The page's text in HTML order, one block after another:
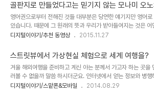
골판지로 만들었다고는 믿기지 않는 모나미 오
진 작품들
영어권으로부터 전해진 것들 대부분은 당연한 얘기지만 영어로
있습니다. 때문에 그 원래의 뜻과 우리가 받아들여지는 것은 어
긋난 채로 이해될 가능성이 클 수 밖에 없습니다. 특히 그것이 1
다른 뜻으로 알게 되기도 합니다. 구글이 의도한 바와 달리 최근
에서 빠르게 보급되고 있는 카드보드(Cardboard) 장치도 그
볼 수 있습니다. 구글은 분명 골판지라는 뜻으로
을 붙였지만 그 본 뜻을 인지하지 못한 경우 골판지가 아니라
만들어진 저가형 가상현실 장치의 이름으로 기억할 이들이 적지
디지털이야기/추천 동영상 2015.11.27
스트릿뷰에서 가상현실 체험으로 세계 여행을?
겨울 해외여행을 준비하고 계신 아는 분께서 가고자 하는 곳을
러볼 수 없을까 말씀 하시더군요. 인터넷에서 얻는 정보와 병행
접 거리모습을 보고 싶다는 겁니다. 생각해 보니 어렵지 않게 구
디지털이야기/스맡폰&모바일 2014.08.29